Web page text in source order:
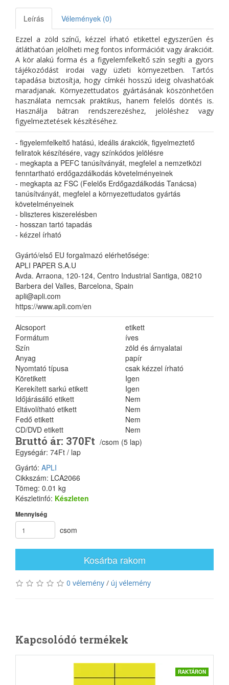
Leírás Vélemények (0)
Ezzel a zöld színű, kézzel írható etikettel egyszerűen és
átláthatóan jelölheti meg fontos információit vagy árakcióit.
A kör alakú forma és a figyelemfelkeltő szín segíti a gyors
tájékozódást irodai vagy üzleti környezetben. Tartós
tapadása biztosítja, hogy címkéi hosszú ideig olvashatóak
maradjanak. Környezettudatos gyártásának köszönhetően
használata nemcsak praktikus, hanem felelős döntés is.
Használja bátran rendszerezéshez, jelöléshez vagy
figyelmeztetések készítéséhez.
- figyelemfelkeltő hatású, ideális árakciók, figyelmeztető
feliratok készítésére, vagy színkódos jelölésre
- megkapta a PEFC tanúsítványát, megfelel a nemzetközi
fenntartható erdőgazdálkodás követelményeinek
- megkapta az FSC (Felelős Erdőgazdálkodás Tanácsa)
tanúsítványát, megfelel a környezettudatos gyártás
követelményeinek
- bliszteres kiszerelésben
- hosszan tartó tapadás
- kézzel írható
Gyártó/első EU forgalmazó elérhetősége:
APLI PAPER S.A.U
Avda. Arraona, 120-124, Centro Industrial Santiga, 08210
Barbera del Valles, Barcelona, Spain
apli@apli.com
https://www.apli.com/en
Alcsoport
etikett
Formátum
íves
Szín
zöld és árnyalatai
Anyag
papír
Nyomtató típusa
csak kézzel írható
Köretikett
Igen
Kerekített sarkú etikett
Igen
Időjárásálló etikett
Nem
Eltávolítható etikett
Nem
Fedő etikett
Nem
CD/DVD etikett
Nem
Bruttó ár: 370Ft /csom (5 lap)
Egységár: 74Ft / lap
Gyártó: APLI
Cikkszám: LCA2066
Tömeg: 0.01 kg
Készletinfó: Készleten
Mennyiség
csom
Kosárba rakom
0 vélemény / új vélemény
Kapcsolódó termékek
RAKTÁRON